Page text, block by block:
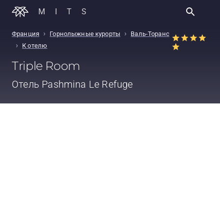
MITS
Франция › Горнолыжные курорты › Валь-Торанс
› К отелю
Triple Room
Отель Pashmina Le Refuge